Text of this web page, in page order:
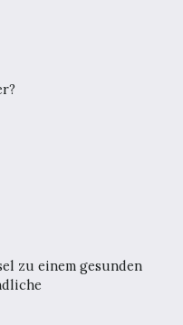
zu einem gesunden